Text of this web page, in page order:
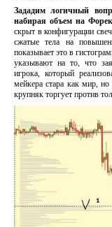
Зададим логичный
набирая объем на
скрыт в конфигурации
сжатые тела на
показывает это в
указывают на то, что
игрока, который
мейкера стара как мир,
крупняк торгует против